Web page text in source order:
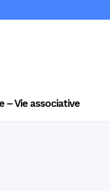
– Vie associative